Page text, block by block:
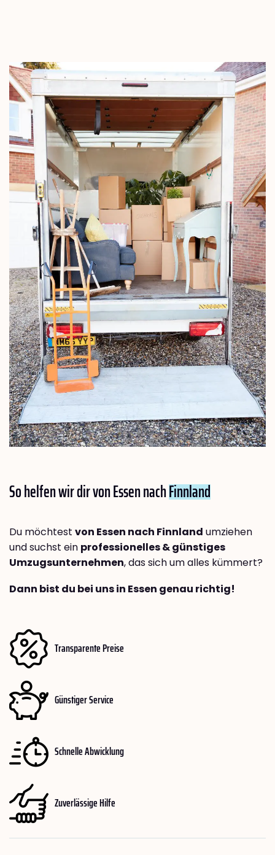
So helfen wir dir von Essen nachFinnland
Du möchtest von Essen nach Finnland umziehen
und suchst ein professionelles & günstiges
Umzugsunternehmen, das sich um alles kümmert?
Dann bist du bei uns in Essen genau richtig!
Transparente Preise
Günstiger Service
Schnelle Abwicklung
Zuverlässige Hilfe